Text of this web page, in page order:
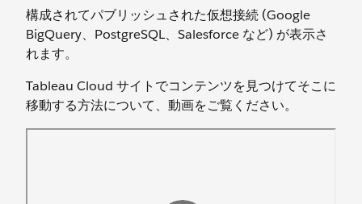
構成されてパブリッシュされた仮想接続 (Google
BigQuery、PostgreSQL、Salesforce など) が表示さ
れます。
Tableau Cloud サイトでコンテンツを見つけてそこに
移動する方法について、動画をご覧ください。